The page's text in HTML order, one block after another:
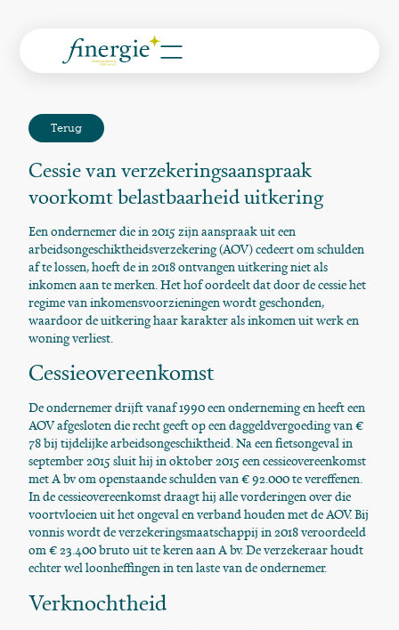
Terug
Cessie van verzekeringsaanspraak
voorkomt belastbaarheid uitkering
Een ondernemer die in 2015 zijn aanspraak uit een
arbeidsongeschiktheidsverzekering (AOV) cedeert om schulden
af te lossen, hoeft de in 2018 ontvangen uitkering niet als
inkomen aan te merken. Het hof oordeelt dat door de cessie het
regime van inkomensvoorzieningen wordt geschonden,
waardoor de uitkering haar karakter als inkomen uit werk en
woning verliest.
Cessieovereenkomst
De ondernemer drijft vanaf 1990 een onderneming en heeft een
AOV afgesloten die recht geeft op een daggeldvergoeding van €
78 bij tijdelijke arbeidsongeschiktheid. Na een fietsongeval in
september 2015 sluit hij in oktober 2015 een cessieovereenkomst
met A bv om openstaande schulden van € 92.000 te vereffenen.
In de cessieovereenkomst draagt hij alle vorderingen over die
voortvloeien uit het ongeval en verband houden met de AOV. Bij
vonnis wordt de verzekeringsmaatschappij in 2018 veroordeeld
om € 23.400 bruto uit te keren aan A bv. De verzekeraar houdt
echter wel loonheffingen in ten laste van de ondernemer.
Verknochtheid